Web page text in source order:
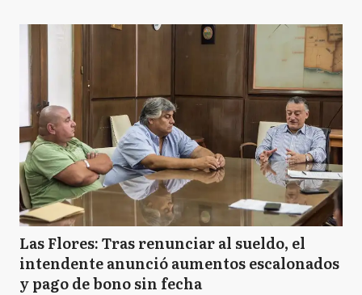
Las Flores: Tras renunciar al sueldo, el
intendente anunció aumentos escalonados
y pago de bono sin fecha